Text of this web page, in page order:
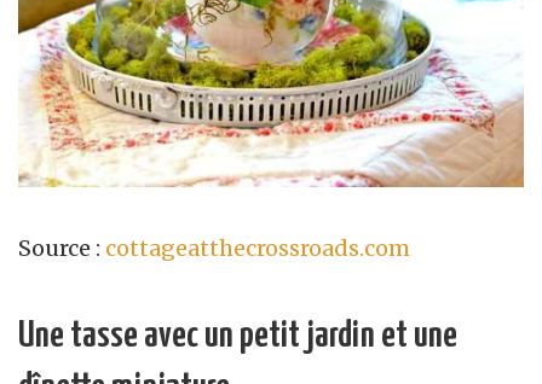
Source : cottageatthecrossroads.com
Une tasse avec un petit jardin et une